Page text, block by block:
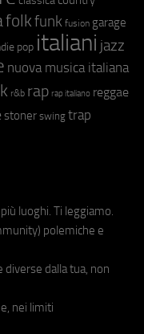
folkfunk fusion garage
pop italiani jazz
nuova musica italiana
r&b rap rap italiano reggae
stoner swing trap
luoghi. Ti leggiamo.
polemiche e
diverse dalla tua, non
nei limiti